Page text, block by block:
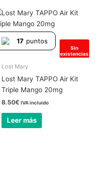
Sin
existencias
17 puntos
Lost Mary
Lost Mary TAPPO Air Kit
Triple Mango 20mg
8.50€ IVA incluido
Leer más